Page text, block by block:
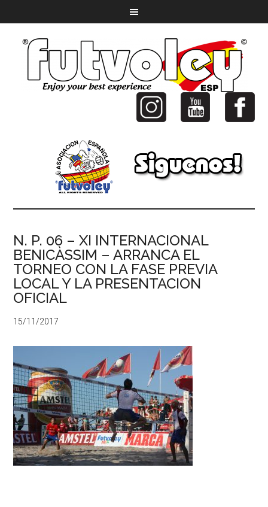
N. P. 06 – XI INTERNACIONAL
BENICÀSSIM – ARRANCA EL
TORNEO CON LA FASE PREVIA
LOCAL Y LA PRESENTACION
OFICIAL
15/11/2017